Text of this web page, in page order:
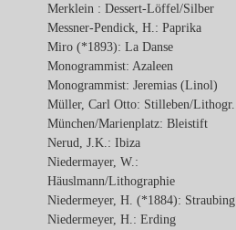
Merklein : Dessert-Löffel/Silber
Messner-Pendick, H.: Paprika
Miro (*1893): La Danse
Monogrammist: Azaleen
Monogrammist: Jeremias (Linol)
Müller, Carl Otto: Stilleben/Lithogr.
München/Marienplatz: Bleistift
Nerud, J.K.: Ibiza
Niedermayer, W.:
Häuslmann/Lithographie
Niedermeyer, H. (*1884): Straubing
Niedermeyer, H.: Erding